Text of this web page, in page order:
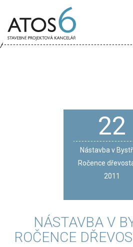
6
22
Nástavba v
Ročence
2011
NÁSTAVBA V
ROČENCE